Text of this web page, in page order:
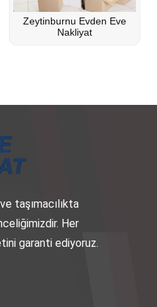
Zeytinburnu Evden Eve
Nakliyat
taşımacılıkta
Her
garanti ediyoruz.